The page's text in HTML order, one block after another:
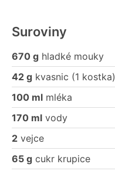
Suroviny
670 g hladké mouky
42 g kvasnic (1 kostka)
100 ml mléka
170 ml vody
2 vejce
65 g cukr krupice